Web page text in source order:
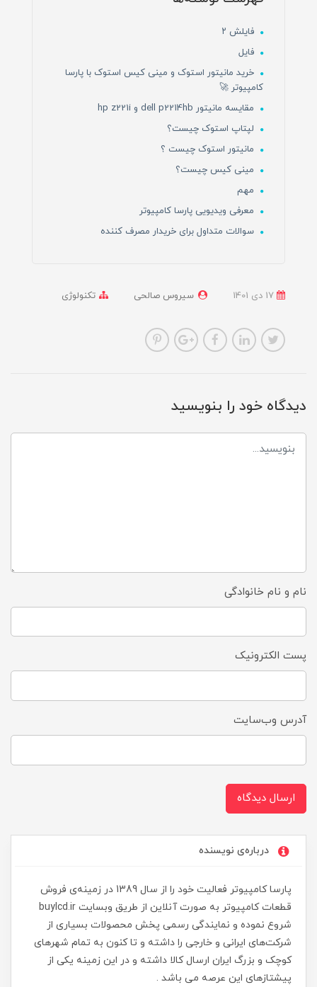
فایلش ۲
فایل
خرید مانیتور استوک و مینی کیس استوک با پارسا
کامپیوتر 🚀
مقایسه مانیتور dell p2214hb و hp z221i
لپتاپ استوک چیست؟
مانیتور استوک چیست ؟
مینی کیس چیست؟
مهم
معرفی ویدیویی پارسا کامپیوتر
سوالات متداول برای خریدار مصرف کننده
سیروس صالحی تکنولوژی
دیدگاه خود را بنویسید
نام و نام خانوادگی
پست الکترونیک
آدرس وب‌سایت
ارسال دیدگاه
درباره‌ی نویسنده
پارسا کامپیوتر فعالیت خود را از سال 1389 در زمینه‌ی فروش
قطعات کامپیوتر به صورت آنلاین از طریق وبسایت buylcd.ir
شروع نموده و نمایندگی رسمی پخش محصولات بسیاری از
شرکت‌های ایرانی و خارجی را داشته و تا کنون به تمام شهرهای
کوچک و بزرگ ایران ارسال کالا داشته و در این زمینه یکی از
پیشتازهای این عرصه می باشد .